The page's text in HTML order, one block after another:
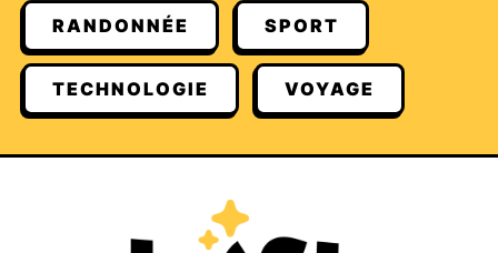
RANDONNÉE SPORT
TECHNOLOGIE VOYAGE